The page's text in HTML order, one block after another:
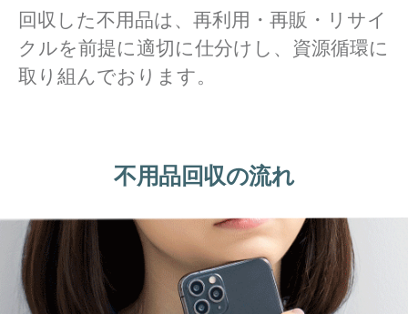
回収した不用品は、再利用・再販・リサイ
クルを前提に適切に仕分けし、資源循環に
取り組んでおります。
不用品回収の流れ